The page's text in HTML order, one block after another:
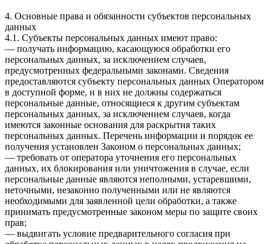
4. Основные права и обязанности субъектов персональных
данных
4.1. Субъекты персональных данных имеют право:
— получать информацию, касающуюся обработки его
персональных данных, за исключением случаев,
предусмотренных федеральными законами. Сведения
предоставляются субъекту персональных данных Оператором
в доступной форме, и в них не должны содержаться
персональные данные, относящиеся к другим субъектам
персональных данных, за исключением случаев, когда
имеются законные основания для раскрытия таких
персональных данных. Перечень информации и порядок ее
получения установлен Законом о персональных данных;
— требовать от оператора уточнения его персональных
данных, их блокирования или уничтожения в случае, если
персональные данные являются неполными, устаревшими,
неточными, незаконно полученными или не являются
необходимыми для заявленной цели обработки, а также
принимать предусмотренные законом меры по защите своих
прав;
— выдвигать условие предварительного согласия при